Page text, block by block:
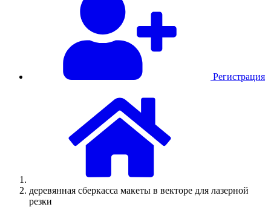
Регистрация
деревянная сберкасса макеты в векторе для лазерной
резки